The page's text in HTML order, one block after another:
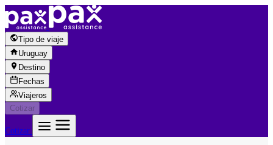
Saltar al contenido
Tipo de viaje
Uruguay
Destino
Fechas
Viajeros
Cotizar
Cotizar